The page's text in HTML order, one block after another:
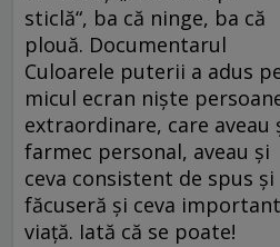
sticlă“, ba că ninge, ba că
plouă. Documentarul
Culoarele puterii a adus
micul ecran nişte
extraordinare, care aveau
farmec personal, aveau şi
ceva consistent de spus şi
făcuseră şi ceva
viaţă. Iată că se poate!